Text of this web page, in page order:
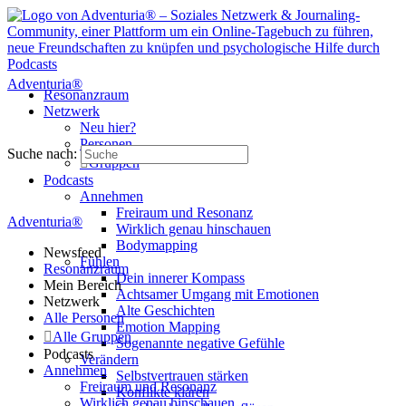
Resonanzraum
Netzwerk
Neu hier?
Personen
Gruppen
Podcasts
Annehmen
Freiraum und Resonanz
Wirklich genau hinschauen
Bodymapping
Fühlen
Dein innerer Kompass
Achtsamer Umgang mit Emotionen
Alte Geschichten
Emotion Mapping
Sogenannte negative Gefühle
Verändern
Selbstvertrauen stärken
Konflikte klären
Adventuria®
Suche nach:
Adventuria®
Newsfeed
Resonanzraum
Mein Bereich
Netzwerk
Alle Personen
Alle Gruppen
Podcasts
Annehmen
Freiraum und Resonanz
Wirklich genau hinschauen